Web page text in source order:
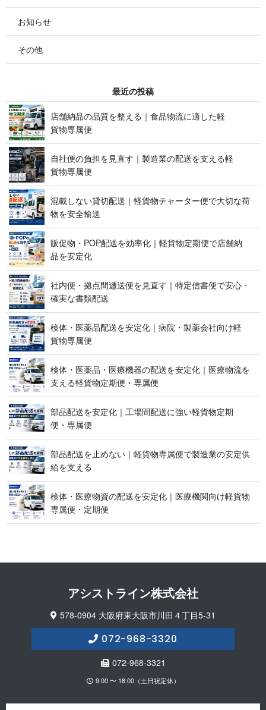
お知らせ
その他
最 近 の 投 稿
店舗納品の品質を整える｜食品物流に適した軽
貨 物 専 属 便
自社便の負担を見直す｜製造業の配送を支える軽
貨 物 専 属 便
混載しない貸切配送｜軽貨物チャーター便で大切な荷
物を 安 全 輸 送
販促物・POP配送を効率化｜軽貨物定期便で店舗納
品 を 安 定 化
社内便・拠点間逓送便を見直す｜特定信書便で安心・
確実な 書 類 配 送
検体・医薬品配送を安定化｜病院・製薬会社向け軽
貨 物 専 属 便
検体・医薬品・医療機器の配送を安定化｜医療物流を
支える軽貨物定期便 ・ 専 属 便
部品配送を安定化｜工場間配送に強い軽貨物定期
便 ・ 専 属 便
部品配送を止めない｜軽貨物専属便で製造業の安定供
給 を 支 え る
検体・医療物資の配送を安定化｜医療機関向け軽貨物
専属便 ・ 定 期 便
アシストライン 株 式 会 社
578-0904 大阪府東大阪市川田４丁目5-31
072-968-3320
072-968-3321
9:00 〜 18:00（土日祝定休）